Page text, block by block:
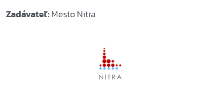
Zadávateľ:Mesto Nitra